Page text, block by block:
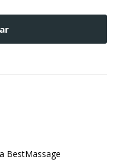
BestMassage